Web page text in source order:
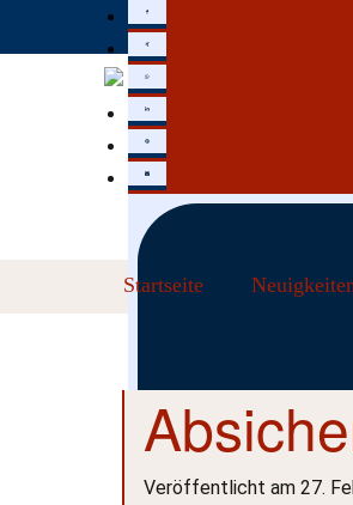
Startseite
Veröffentlicht am 27.